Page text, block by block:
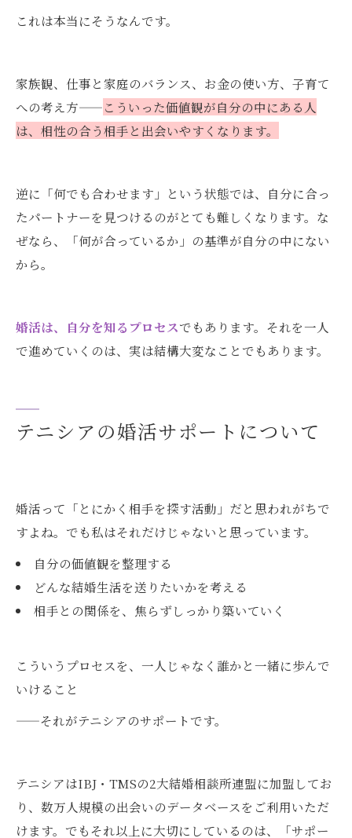
これは本当にそうなんです。
家族観、仕事と家庭のバランス、お金の使い方、子育て
への考え方——こういった価値観が自分の中にある人
は、相性の合う相手と出会いやすくなります。
逆に「何でも合わせます」という状態では、自分に合っ
たパートナーを見つけるのがとても難しくなります。な
ぜなら、「何が合っているか」の基準が自分の中にない
から。
婚活は、自分を知るプロセスでもあります。それを一人
で進めていくのは、実は結構大変なことでもあります。
テニシアの婚活サポートについて
婚活って「とにかく相手を探す活動」だと思われがちで
すよね。でも私はそれだけじゃないと思っています。
自分の価値観を整理する
どんな結婚生活を送りたいかを考える
相手との関係を、焦らずしっかり築いていく
こういうプロセスを、一人じゃなく誰かと一緒に歩んで
いけること
——それがテニシアのサポートです。
テニシアはIBJ・TMSの2大結婚相談所連盟に加盟してお
り、数万人規模の出会いのデータベースをご利用いただ
けます。でもそれ以上に大切にしているのは、「サポー